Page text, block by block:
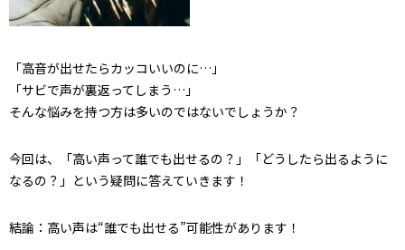
「高音が出せたらカッコいいのに…」
「サビで声が裏返ってしまう…」
そんな悩みを持つ方は多いのではないでしょうか？
今回は、「高い声って誰でも出せるの？」「どうしたら出るように
なるの？」という疑問に答えていきます！
結論：高い声は“誰でも出せる”可能性があります！